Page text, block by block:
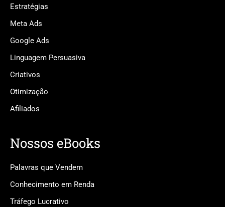
Estratégias
Meta Ads
Google Ads
Linguagem Persuasiva
Criativos
Otimização
Afiliados
Nossos eBooks
Palavras que Vendem
Conhecimento em Renda
Tráfego Lucrativo